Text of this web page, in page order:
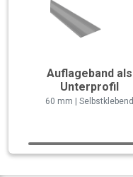
Auflageband als
Unterprofil
60 mm | Selbstklebend